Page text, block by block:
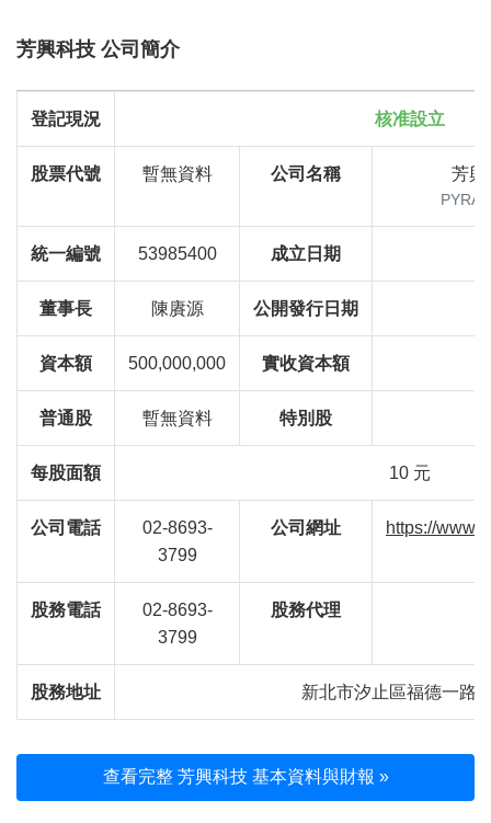
芳興科技 公司簡介
登記現況 核准設立
股票代號 暫無資料 公司名稱 芳興
統一編號 53985400 成立日期
董事長 陳賡源 公開發行日期
資本額 500,000,000 實收資本額
普通股 暫無資料 特別股
每股面額 10 元
公司電話
02-8693-
3799
公司網址 https://
股務電話
02-8693-
3799
股務代理
股務地址 新北市汐止區福德一路
查看完整 芳興科技 基本資料與財報 »